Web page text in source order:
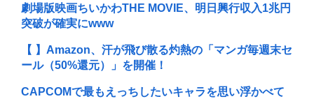
劇場版映画ちいかわTHE MOVIE、明日興行収入1兆円
突破が確実にwww
【 】Amazon、汗が飛び散る灼熱の「マンガ毎週末セ
ール（50%還元）」を開催！
CAPCOMで最もえっちしたいキャラを思い浮かべて